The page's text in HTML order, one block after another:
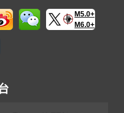
M5.0+
M6.0+